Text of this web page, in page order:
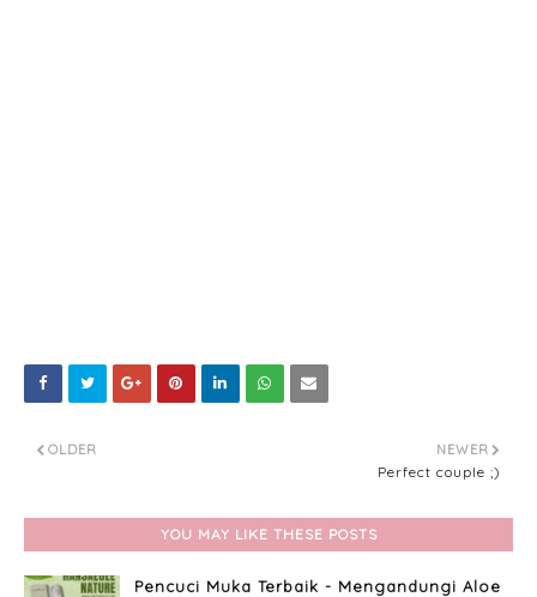
NEWER
Perfect couple ;)
OLDER
YOU MAY LIKE THESE POSTS
Pencuci Muka Terbaik - Mengandungi Aloe